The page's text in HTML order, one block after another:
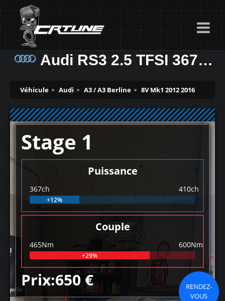
Audi RS3 2.5 TFSI 367ch
Véhicule Audi A3 / A3 Berline 8V Mk1 2012 2016
Stage 1
Puissance
367ch 410ch
+12%
Couple
465Nm 600Nm
+29%
Prix:650 €
RENDEZ-
VOUS